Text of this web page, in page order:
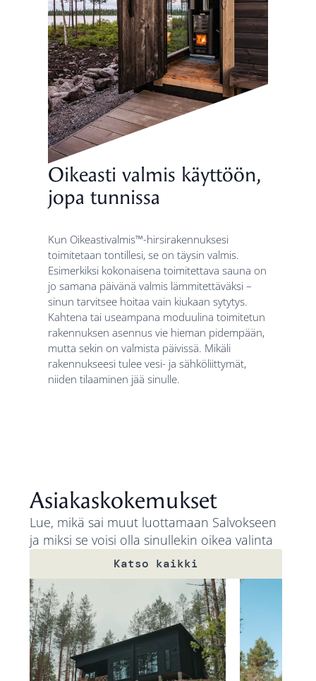
Oikeasti valmis käyttöön,
jopa tunnissa
Kun Oikeastivalmis™-hirsirakennuksesi
toimitetaan tontillesi, se on täysin valmis.
Esimerkiksi kokonaisena toimitettava sauna on
jo samana päivänä valmis lämmitettäväksi –
sinun tarvitsee hoitaa vain kiukaan sytytys.
Kahtena tai useampana moduulina toimitetun
rakennuksen asennus vie hieman pidempään,
mutta sekin on valmista päivissä. Mikäli
rakennukseesi tulee vesi- ja sähköliittymät,
niiden tilaaminen jää sinulle.
Asiakaskokemukset
Lue, mikä sai muut luottamaan Salvokseen
ja miksi se voisi olla sinullekin oikea valinta
Katso kaikki